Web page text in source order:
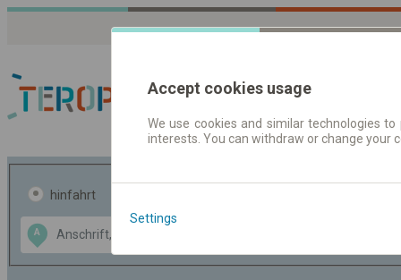
Fahrplandaten |
hinfahrt
A
Data CC-BY-SA
OpenStreetMap
GeoLite data by
Accept cookies usage
We use cookies and similar technologies
interests. You can withdraw or change
Settings